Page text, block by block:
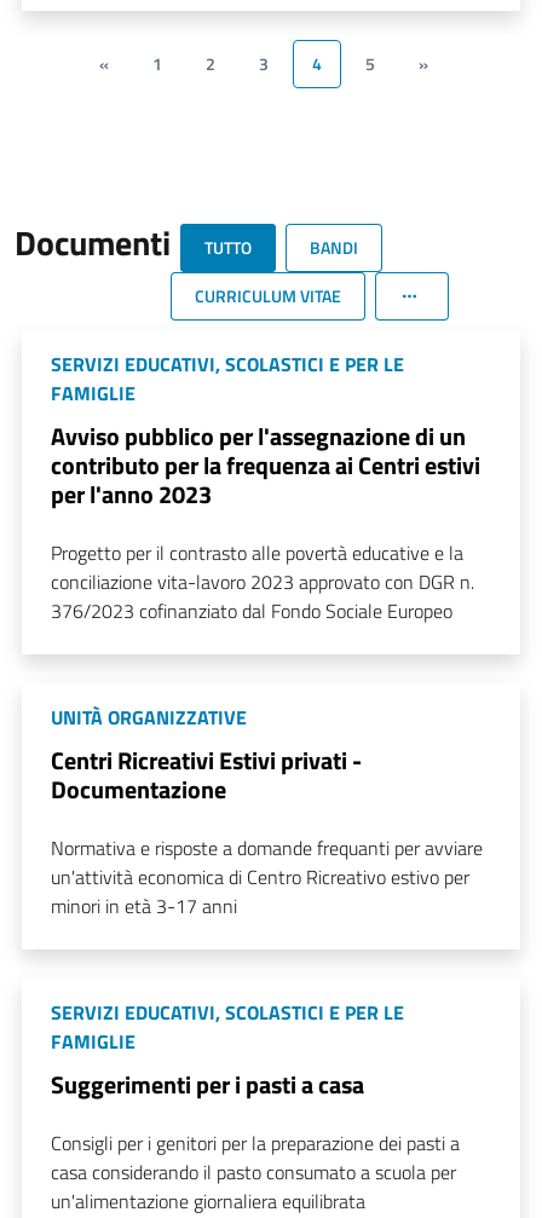
« 1 2 3 4 5 »
Documenti TUTTO
BANDI
CURRICULUM VITAE
SERVIZI EDUCATIVI, SCOLASTICI E PER LE
FAMIGLIE
Avviso pubblico per l'assegnazione di un
contributo per la frequenza ai Centri estivi
per l'anno 2023
Progetto per il contrasto alle povertà educative e la
conciliazione vita-lavoro 2023 approvato con DGR n.
376/2023 cofinanziato dal Fondo Sociale Europeo
UNITÀ ORGANIZZATIVE
Centri Ricreativi Estivi privati -
Documentazione
Normativa e risposte a domande frequanti per avviare
un'attività economica di Centro Ricreativo estivo per
minori in età 3-17 anni
SERVIZI EDUCATIVI, SCOLASTICI E PER LE
FAMIGLIE
Suggerimenti per i pasti a casa
Consigli per i genitori per la preparazione dei pasti a
casa considerando il pasto consumato a scuola per
un'alimentazione giornaliera equilibrata